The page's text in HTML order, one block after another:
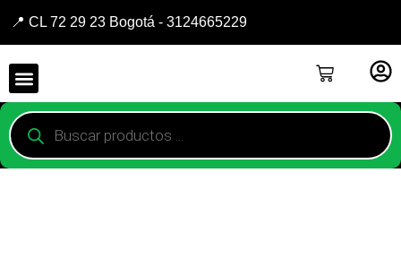
📍 CL 72 29 23 Bogotá - 3124665229